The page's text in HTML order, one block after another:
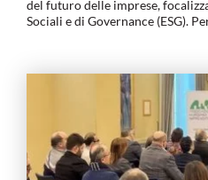
del futuro delle imprese,
Sociali e di Governance (ESG).